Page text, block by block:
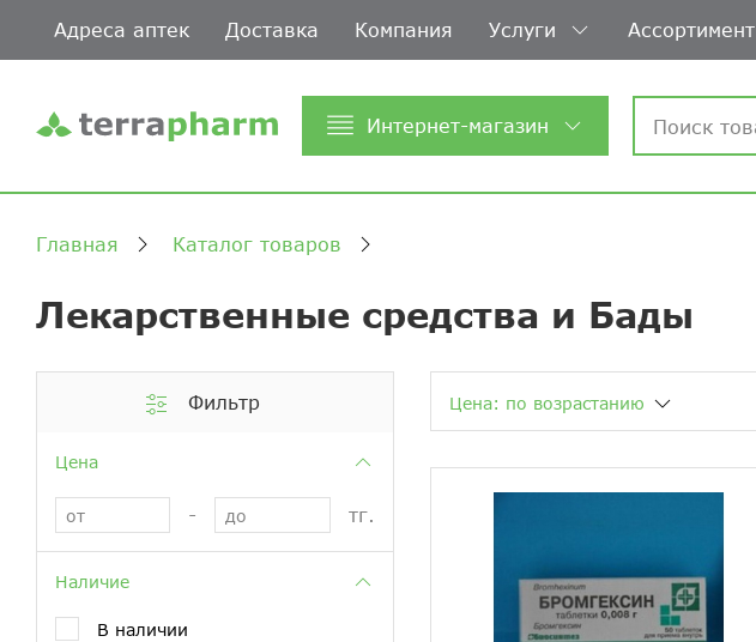
Адреса аптек Доставка Компания Услуги Ассортимент
Интернет-магазин
Главная Каталог товаров
Лекарственные средства и Бады
Фильтр
Цена
- тг.
Наличие
В наличии
Цена: по возрастанию